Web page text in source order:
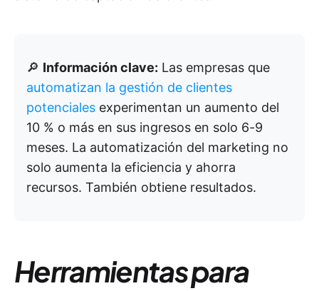
🔎 Información clave: Las empresas que
automatizan la gestión de clientes
potenciales experimentan un aumento del
10 % o más en sus ingresos en solo 6-9
meses. La automatización del marketing no
solo aumenta la eficiencia y ahorra
recursos. También obtiene resultados.
Herramientas para